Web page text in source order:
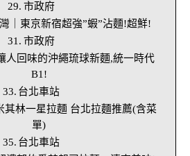
市政府
｜東京新宿超強”蝦”沾麵!超鮮!
市政府
人回味的沖繩琉球新麵,統一時代
B1!
台北車站
其林一星拉麵 台北拉麵推薦(含菜
單)
台北車站